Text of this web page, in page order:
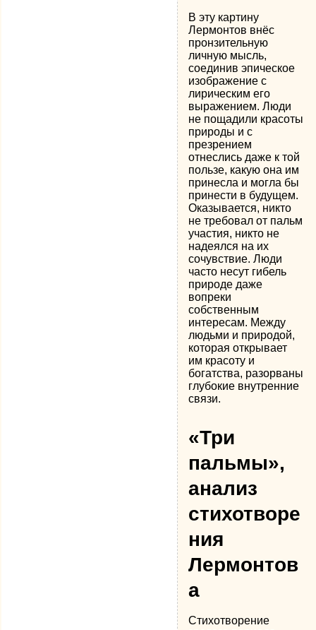
В эту картину
Лермонтов внёс
пронзительную
личную мысль,
соединив эпическое
изображение с
лирическим его
выражением. Люди
не пощадили красоты
природы и с
презрением
отнеслись даже к той
пользе, какую она им
принесла и могла бы
принести в будущем.
Оказывается, никто
не требовал от пальм
участия, никто не
надеялся на их
сочувствие. Люди
часто несут гибель
природе даже
вопреки
собственным
интересам. Между
людьми и природой,
которая открывает
им красоту и
богатства, разорваны
глубокие внутренние
связи.
«Три
пальмы»,
анализ
стихотворе
ния
Лермонтов
а
Стихотворение